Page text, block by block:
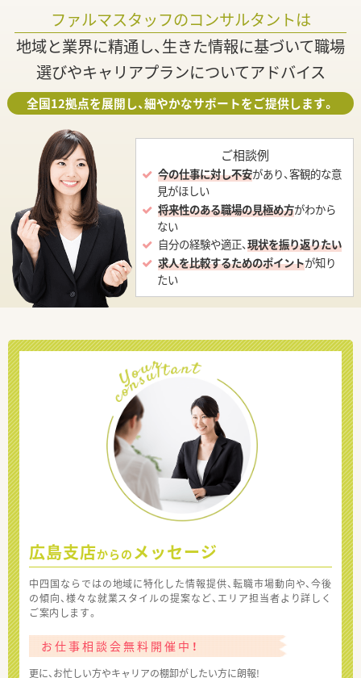
ファルマスタッフのコンサルタントは
地域と業界に精通し、生きた情報に基づいて職場
選びやキャリアプランについてアドバイス
全国12拠点を展開し、細やかなサポートをご提供します。
ご相談例
今の仕事に対し不安があり、客観的な意
見がほしい
将来性のある職場の見極め方がわから
ない
自分の経験や適正、現状を振り返りたい
求人を比較するためのポイントが知り
たい
広島支店からの メッセージ
中四国ならではの地域に特化した情報提供、転職市場動向や、今後
の傾向、様々な就業スタイルの提案など、エリア担当者より詳しく
ご案内します。
お仕事相談会無料開催中！
更に、お忙しい方やキャリアの棚卸がしたい方に朗報!